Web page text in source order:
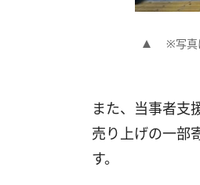
※写真
また、当事者支
売り上げの一部
す。